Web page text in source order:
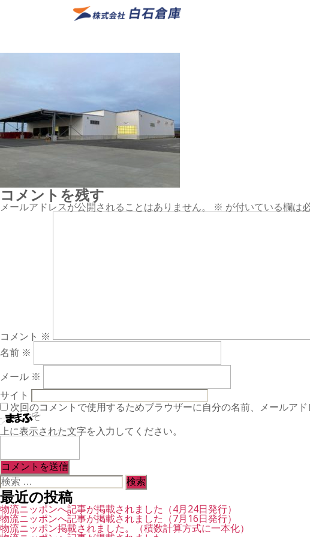
コメントを残す
メールアドレスが公開されることはありません。 ※ が付いている欄は
コメント ※
名前 ※
メール ※
サイト
次回のコメントで使用するためブラウザーに自分の名前、メールアド
上に表示された文字を入力してください。
検
索
対
象:
最近の投稿
物流ニッポンへ記事が掲載されました（4月24日発行）
物流ニッポンへ記事が掲載されました（7月16日発行）
物流ニッポン掲載されました。（積数計算方式に一本化）